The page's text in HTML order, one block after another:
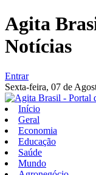
Agita
Notícias
Entrar
Sexta-feira, 07 de
Início
Geral
Economia
Educação
Saúde
Mundo